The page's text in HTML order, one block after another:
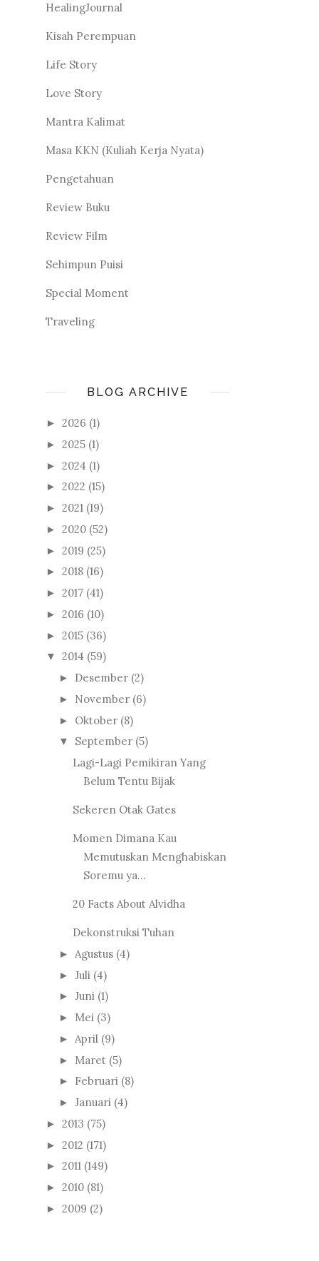
HealingJournal
Kisah Perempuan
Life Story
Love Story
Mantra Kalimat
Masa KKN (Kuliah Kerja Nyata)
Pengetahuan
Review Buku
Review Film
Sehimpun Puisi
Special Moment
Traveling
BLOG ARCHIVE
► 2026 (1)
► 2025 (1)
► 2024 (1)
► 2022 (15)
► 2021 (19)
► 2020 (52)
► 2019 (25)
► 2018 (16)
► 2017 (41)
► 2016 (10)
► 2015 (36)
▼ 2014 (59)
► Desember (2)
► November (6)
► Oktober (8)
▼ September (5)
Lagi-Lagi Pemikiran Yang
Belum Tentu Bijak
Sekeren Otak Gates
Momen Dimana Kau
Memutuskan Menghabiskan
Soremu ya...
20 Facts About Alvidha
Dekonstruksi Tuhan
► Agustus (4)
► Juli (4)
► Juni (1)
► Mei (3)
► April (9)
► Maret (5)
► Februari (8)
► Januari (4)
► 2013 (75)
► 2012 (171)
► 2011 (149)
► 2010 (81)
► 2009 (2)